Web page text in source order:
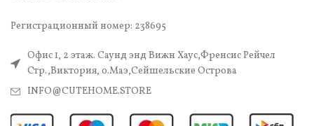
Регистрационный номер: 238695
Офис 1, 2 этаж. Саунд энд Вижн Хаус,Френсис Рейчел
Стр.,Виктория, о.Маэ,Сейшельские Острова
INFO@CUTEHOME.STORE